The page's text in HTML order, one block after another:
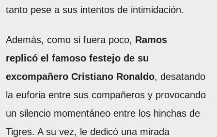
tanto pese a sus intentos de intimidación.
Además, como si fuera poco, Ramos
replicó el famoso festejo de su
excompañero Cristiano Ronaldo, desatando
la euforia entre sus compañeros y provocando
un silencio momentáneo entre los hinchas de
Tigres. A su vez, le dedicó una mirada